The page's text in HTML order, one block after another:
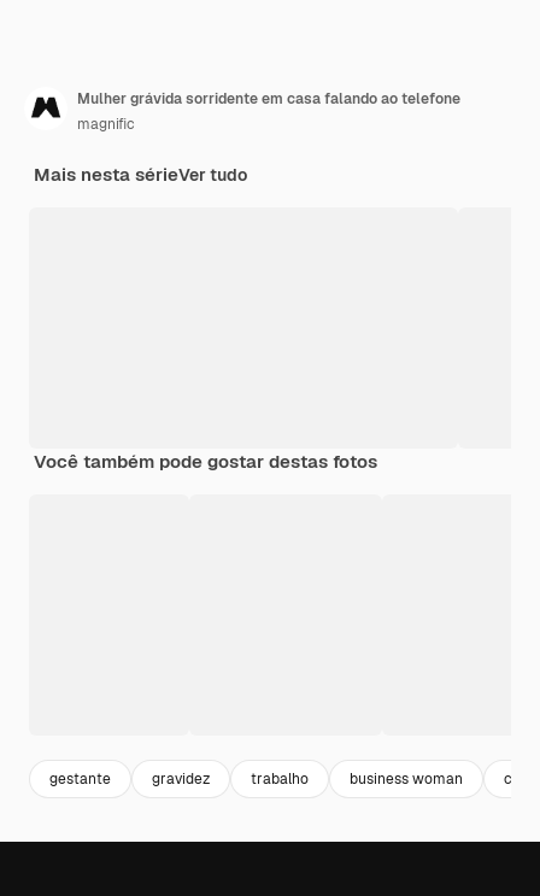
Mulher grávida sorridente em casa falando ao telefone
magnific
Mais nesta sérieVer tudo
Você também pode gostar destas fotos
gestante gravidez trabalho business woman